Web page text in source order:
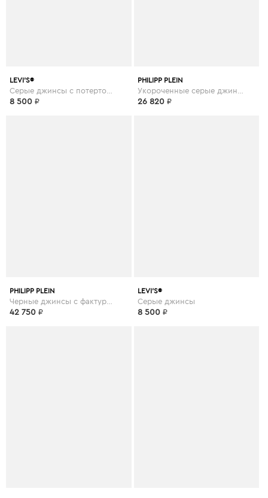
LEVI’S®
8 500 ₽
PHILIPP PLEIN
26 820 ₽
PHILIPP PLEIN
42 750 ₽
LEVI’S®
Серые джинсы
8 500 ₽